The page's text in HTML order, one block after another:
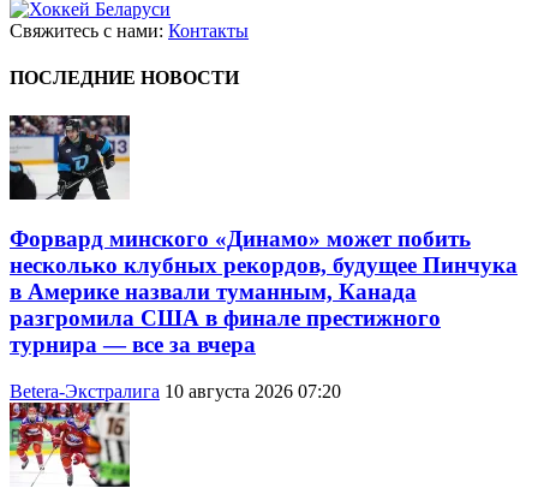
Свяжитесь с нами: Контакты
ПОСЛЕДНИЕ НОВОСТИ
Форвард минского «Динамо» может побить
несколько клубных рекордов, будущее Пинчука
в Америке назвали туманным, Канада
разгромила США в финале престижного
турнира — все за вчера
Betera-Экстралига 10 августа 2026 07:20